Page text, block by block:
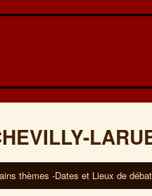
thèmes -Dates et Lieux de